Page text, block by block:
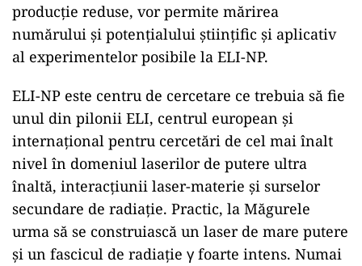
producție reduse, vor permite mărirea
numărului și potențialului științific și aplicativ
al experimentelor posibile la ELI-NP.
ELI-NP este centru de cercetare ce trebuia să fie
unul din pilonii ELI, centrul european și
internațional pentru cercetări de cel mai înalt
nivel în domeniul laserilor de putere ultra
înaltă, interacțiunii laser-materie și surselor
secundare de radiație. Practic, la Măgurele
urma să se construiască un laser de mare putere
și un fascicul de radiație γ foarte intens. Numai